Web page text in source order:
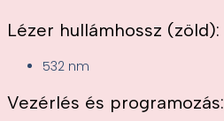
Lézer hullámhossz (zöld):
532 nm
Vezérlés és programozás: